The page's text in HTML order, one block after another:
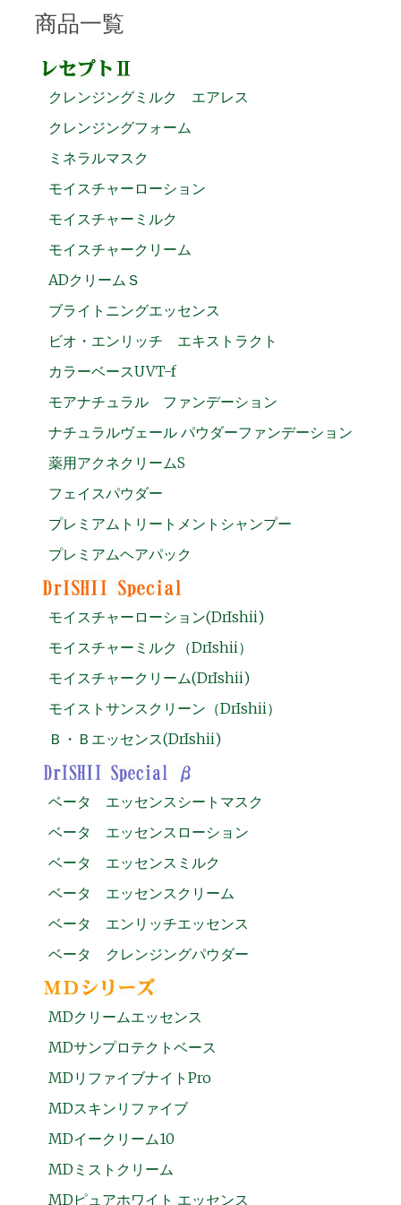
商品一覧
クレンジングミルク エアレス
クレンジングフォーム
ミネラルマスク
モイスチャーローション
モイスチャーミルク
モイスチャークリーム
ADクリームＳ
ブライトニングエッセンス
ビオ・エンリッチ エキストラクト
カラーベースUVT-f
モアナチュラル ファンデーション
ナチュラルヴェール パウダーファンデーション
薬用アクネクリームS
フェイスパウダー
プレミアムトリートメントシャンプー
プレミアムヘアパック
モイスチャーローション(DrIshii)
モイスチャーミルク（DrIshii）
モイスチャークリーム(DrIshii)
モイストサンスクリーン（DrIshii）
Ｂ・Ｂエッセンス(DrIshii)
ベータ エッセンスシートマスク
ベータ エッセンスローション
ベータ エッセンスミルク
ベータ エッセンスクリーム
ベータ エンリッチエッセンス
ベータ クレンジングパウダー
MDクリームエッセンス
MDサンプロテクトベース
MDリファイブナイトPro
MDスキンリファイブ
MDイークリーム10
MDミストクリーム
MDピュアホワイト エッセンス